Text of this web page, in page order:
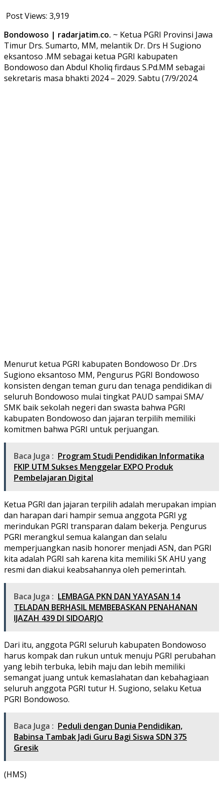
Post Views: 3,919
Bondowoso | radarjatim.co. ~ Ketua PGRI Provinsi Jawa
Timur Drs. Sumarto, MM, melantik Dr. Drs H Sugiono
eksantoso .MM sebagai ketua PGRI kabupaten
Bondowoso dan Abdul Kholiq firdaus S.Pd.MM sebagai
sekretaris masa bhakti 2024 – 2029. Sabtu (7/9/2024.
Menurut ketua PGRI kabupaten Bondowoso Dr .Drs
Sugiono eksantoso MM, Pengurus PGRI Bondowoso
konsisten dengan teman guru dan tenaga pendidikan di
seluruh Bondowoso mulai tingkat PAUD sampai SMA/
SMK baik sekolah negeri dan swasta bahwa PGRI
kabupaten Bondowoso dan jajaran terpilih memiliki
komitmen bahwa PGRI untuk perjuangan.
Baca Juga : Program Studi Pendidikan Informatika
FKIP UTM Sukses Menggelar EXPO Produk
Pembelajaran Digital
Ketua PGRI dan jajaran terpilih adalah merupakan impian
dan harapan dari hampir semua anggota PGRI yg
merindukan PGRI transparan dalam bekerja. Pengurus
PGRI merangkul semua kalangan dan selalu
memperjuangkan nasib honorer menjadi ASN, dan PGRI
kita adalah PGRI sah karena kita memiliki SK AHU yang
resmi dan diakui keabsahannya oleh pemerintah.
Baca Juga : LEMBAGA PKN DAN YAYASAN 14
TELADAN BERHASIL MEMBEBASKAN PENAHANAN
IJAZAH 439 DI SIDOARJO
Dari itu, anggota PGRI seluruh kabupaten Bondowoso
harus kompak dan rukun untuk menuju PGRI perubahan
yang lebih terbuka, lebih maju dan lebih memiliki
semangat juang untuk kemaslahatan dan kebahagiaan
seluruh anggota PGRI tutur H. Sugiono, selaku Ketua
PGRI Bondowoso.
Baca Juga : Peduli dengan Dunia Pendidikan,
Babinsa Tambak Jadi Guru Bagi Siswa SDN 375
Gresik
(HMS)